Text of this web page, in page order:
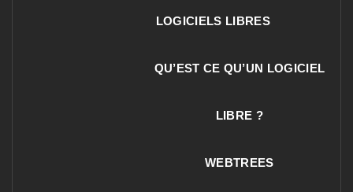
LOGICIELS LIBRES
QU’EST CE QU’UN LOGICIEL
LIBRE ?
WEBTREES